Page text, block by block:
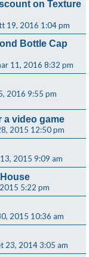
on Texture
19, 2016 1:04 pm
Bottle Cap
11, 2016 8:32 pm
2016 9:55 pm
a video game
2015 12:50 pm
2015 9:09 am
5:22 pm
2015 10:36 am
23, 2014 3:05 am